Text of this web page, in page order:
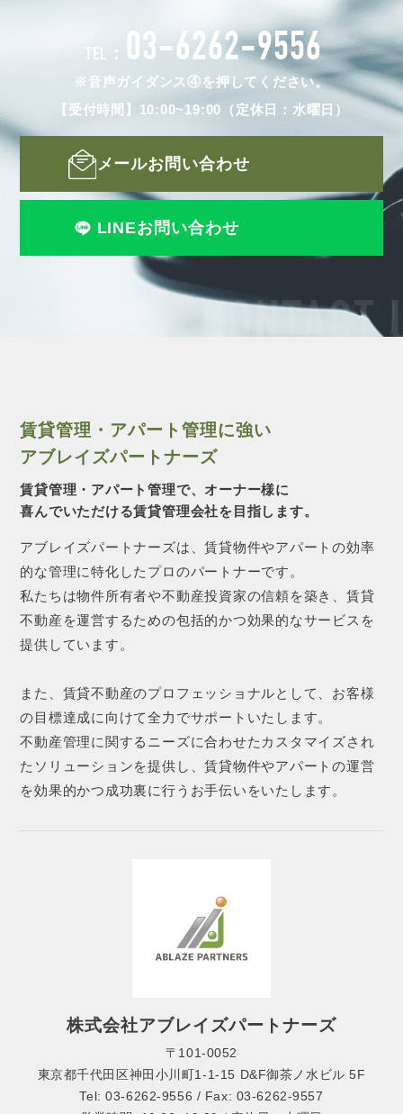
CONTACT
TEL： 03-6262-9556
※音声ガイダンス④を押してください。
【受付時間】10:00~19:00（定休日：水曜日）
メールお問い合わせ
LINEお問い合わせ
賃貸管理・アパート管理に強い
アブレイズパートナーズ
賃貸管理・アパート管理で、オーナー様に
喜んでいただける賃貸管理会社を目指します。
アブレイズパートナーズは、賃貸物件やアパートの効率
的な管理に特化したプロのパートナーです。
私たちは物件所有者や不動産投資家の信頼を築き、賃貸
不動産を運営するための包括的かつ効果的なサービスを
提供しています。
また、賃貸不動産のプロフェッショナルとして、お客様
の目標達成に向けて全力でサポートいたします。
不動産管理に関するニーズに合わせたカスタマイズされ
たソリューションを提供し、賃貸物件やアパートの運営
を効果的かつ成功裏に行うお手伝いをいたします。
株式会社アブレイズパートナーズ
〒101-0052
東京都千代田区神田小川町1-1-15 D&F御茶ノ水ビル 5F
Tel: 03-6262-9556 / Fax: 03-6262-9557